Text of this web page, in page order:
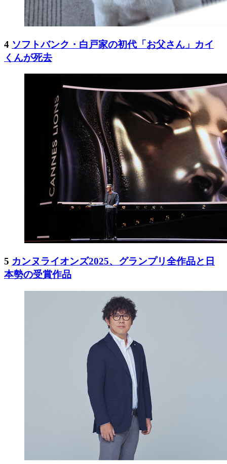
4 ソフトバンク・白戸家の初代「お父さん」カイ
くんが死去
5 カンヌライオンズ2025、グランプリ全作品と日
本勢の受賞作品